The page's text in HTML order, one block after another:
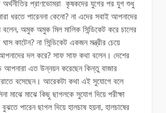
অর্থনীতির প্রাণভোমরা কৃষকদের যুগের পর যুগ শুধু
ধরতে পারেননা কেনো? না এদের সবাই আপনাদের
বলেন, অমুক অমুক মিল মালিক সিন্ডিকেট করে চালের
কাটেন? না সিন্ডিকেট একজন মন্ত্রীর চেয়ে
দল করে? সাফ সাফ কথা বলেন। দেশের
এত উন্নয়ন করেছেন কিন্তু বাজার
বসেছেন। আরেকটা কথা এই সুযোগে বলে
মাঝে মাঝে কিছু ছাগলকে সুযোগ দিয়ে পরীক্ষা
পারেন ছাগল দিয়ে হালচাষ হয়না, হালচাষের